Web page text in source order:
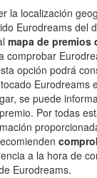
la localización
Eurodreams del
mapa de premios
comprobar
opción podrá
Eurodreams
se puede
Por todas
a la hora de
Eurodreams.